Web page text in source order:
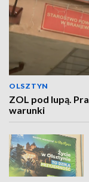
OLSZTYN
ZOL pod lupą.
warunki